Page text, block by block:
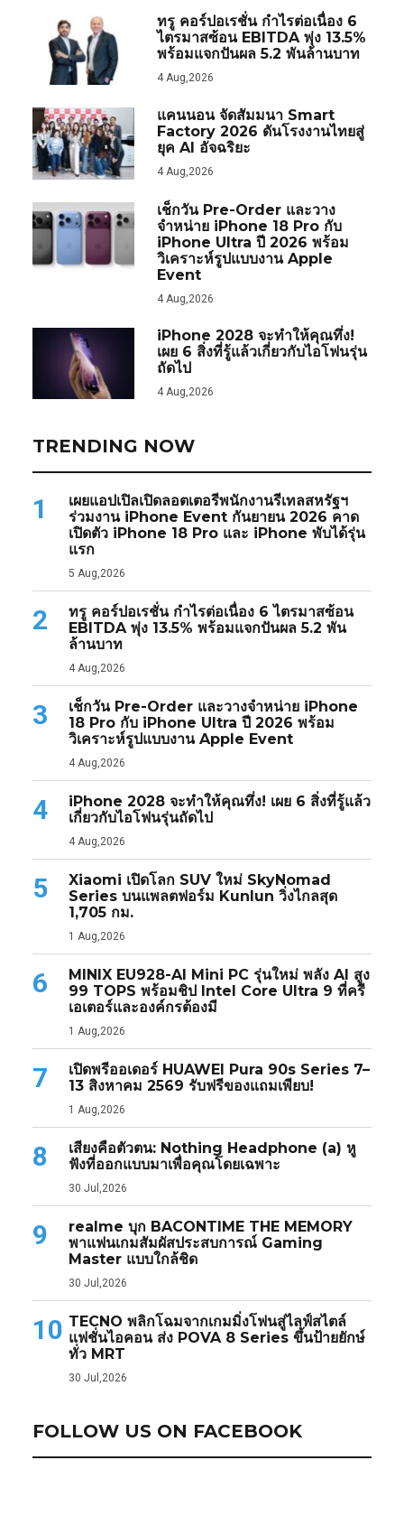
ทรู คอร์ปอเรชั่น กำไรต่อเนื่อง 6
ไตรมาสซ้อน EBITDA พุ่ง 13.5%
พร้อมแจกปันผล 5.2 พันล้านบาท
4 Aug,2026
แคนนอน จัดสัมมนา Smart
Factory 2026 ดันโรงงานไทยสู่
ยุค AI อัจฉริยะ
4 Aug,2026
เช็กวัน Pre-Order และวาง
จำหน่าย iPhone 18 Pro กับ
iPhone Ultra ปี 2026 พร้อม
วิเคราะห์รูปแบบงาน Apple
Event
4 Aug,2026
iPhone 2028 จะทำให้คุณทึ่ง!
เผย 6 สิ่งที่รู้แล้วเกี่ยวกับไอโฟนรุ่น
ถัดไป
4 Aug,2026
TRENDING NOW
1
เผยแอปเปิลเปิดลอตเตอรีพนักงานรีเทลสหรัฐฯ
ร่วมงาน iPhone Event กันยายน 2026 คาด
เปิดตัว iPhone 18 Pro และ iPhone พับได้รุ่น
แรก
5 Aug,2026
2
ทรู คอร์ปอเรชั่น กำไรต่อเนื่อง 6 ไตรมาสซ้อน
EBITDA พุ่ง 13.5% พร้อมแจกปันผล 5.2 พัน
ล้านบาท
4 Aug,2026
3
เช็กวัน Pre-Order และวางจำหน่าย iPhone
18 Pro กับ iPhone Ultra ปี 2026 พร้อม
วิเคราะห์รูปแบบงาน Apple Event
4 Aug,2026
4
iPhone 2028 จะทำให้คุณทึ่ง! เผย 6 สิ่งที่รู้แล้ว
เกี่ยวกับไอโฟนรุ่นถัดไป
4 Aug,2026
5
Xiaomi เปิดโลก SUV ใหม่ SkyNomad
Series บนแพลตฟอร์ม Kunlun วิ่งไกลสุด
1,705 กม.
1 Aug,2026
6
MINIX EU928-AI Mini PC รุ่นใหม่ พลัง AI สูง
99 TOPS พร้อมชิป Intel Core Ultra 9 ที่ครี
เอเตอร์และองค์กรต้องมี
1 Aug,2026
7
เปิดพรีออเดอร์ HUAWEI Pura 90s Series 7–
13 สิงหาคม 2569 รับฟรีของแถมเพียบ!
1 Aug,2026
8
เสียงคือตัวตน: Nothing Headphone (a) หู
ฟังที่ออกแบบมาเพื่อคุณโดยเฉพาะ
30 Jul,2026
9
realme บุก BACONTIME THE MEMORY
พาแฟนเกมสัมผัสประสบการณ์ Gaming
Master แบบใกล้ชิด
30 Jul,2026
10 TECNO พลิกโฉมจากเกมมิ่งโฟนสู่ไลฟ์สไตล์
แฟชั่นไอคอน ส่ง POVA 8 Series ขึ้นป้ายยักษ์
ทั่ว MRT
30 Jul,2026
FOLLOW US ON FACEBOOK